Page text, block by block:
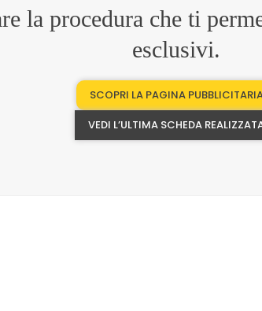
la procedura che ti
esclusivi.
SCOPRI LA PAGINA
VEDI L’ULTIMA SCHEDA